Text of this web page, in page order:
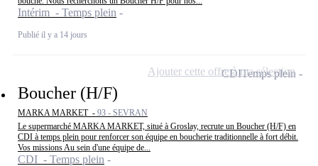
Intérim - Temps plein
Publié il y a 14 jours
Boucher (H/F)
MARKA MARKET - 93 - SEVRAN
Le supermarché MARKA MARKET, situé à Groslay, recrute un Boucher (H/F) en
CDI à temps plein pour renforcer son équipe en boucherie traditionnelle à fort débit.
Vos missions Au sein d'une équipe de...
CDI - Temps plein
CDITemps plein
Ajouter cette offre à ma sélection